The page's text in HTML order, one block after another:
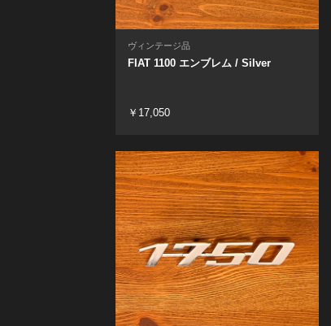
ヴィンテージ品
FIAT 1100 エンブレム / Silver
￥17,050